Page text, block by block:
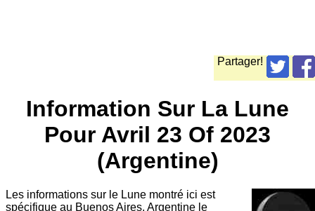
Partager!
Information Sur La Lune
Pour Avril 23 Of 2023
(Argentine)
Les informations sur le Lune montré ici est
spécifique au Buenos Aires, Argentine le